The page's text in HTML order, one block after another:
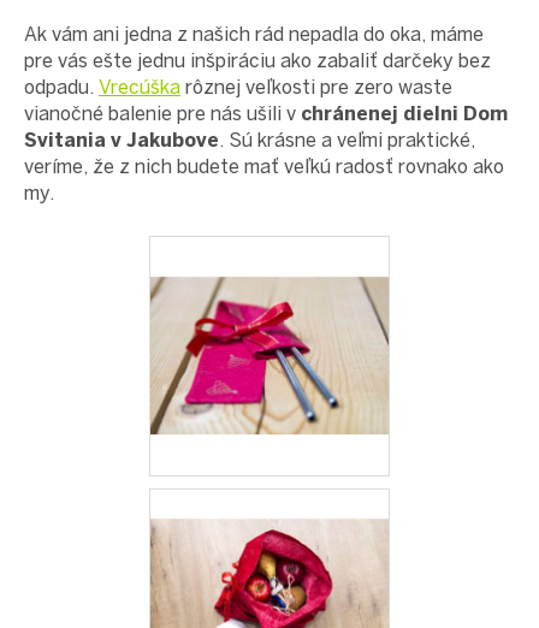
Ak vám ani jedna z našich rád nepadla do oka, máme
pre vás ešte jednu inšpiráciu ako zabaliť darčeky bez
odpadu. Vrecúška rôznej veľkosti pre zero waste
vianočné balenie pre nás ušili v chránenej dielni Dom
Svitania v Jakubove. Sú krásne a veľmi praktické,
veríme, že z nich budete mať veľkú radosť rovnako ako
my.